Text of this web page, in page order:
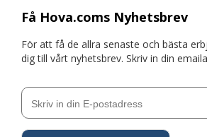
Få Hova.coms Nyhetsbrev
För att få de allra senaste och bästa
dig till vårt nyhetsbrev. Skriv in din